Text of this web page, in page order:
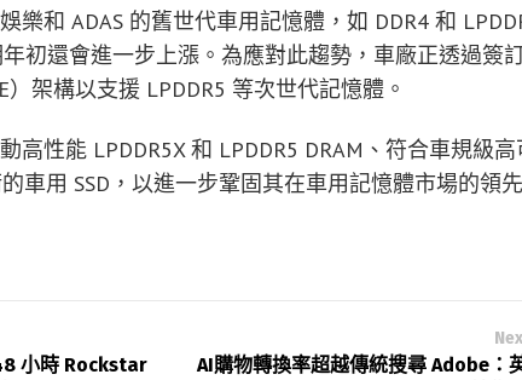
樂和 ADAS 的舊世代車用記憶體，如 DDR4 和
初還會進一步上漲。為應對此趨勢，車廠正透過簽
架構以支援 LPDDR5 等次世代記憶體。
高性能 LPDDR5X 和 LPDDR5 DRAM、符合車規級
車用 SSD，以進一步鞏固其在車用記憶體市場的領
小時 Rockstar
AI購物轉換率超越傳統搜尋 Adobe：